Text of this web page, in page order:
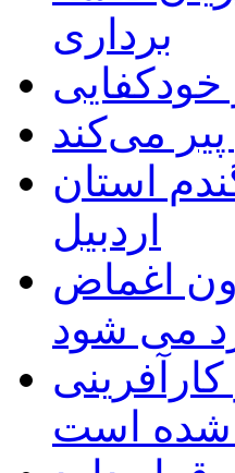
برداری
می‌کند
استان
اردبیل
اغماض
می شود
شده است